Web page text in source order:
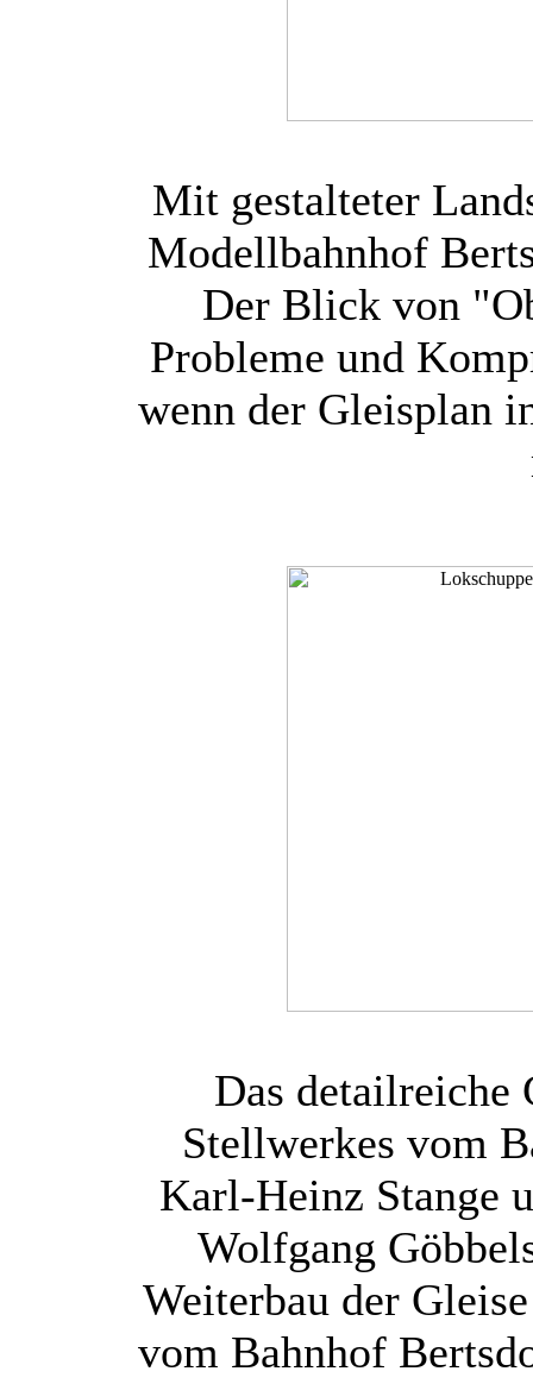
Mit gestalteter
Modellbahnhof
Der Blick von
Probleme und
wenn der Gleisplan
Das detailreiche
Stellwerkes vom
Karl-Heinz Stange
Wolfgang
Weiterbau der
vom Bahnhof